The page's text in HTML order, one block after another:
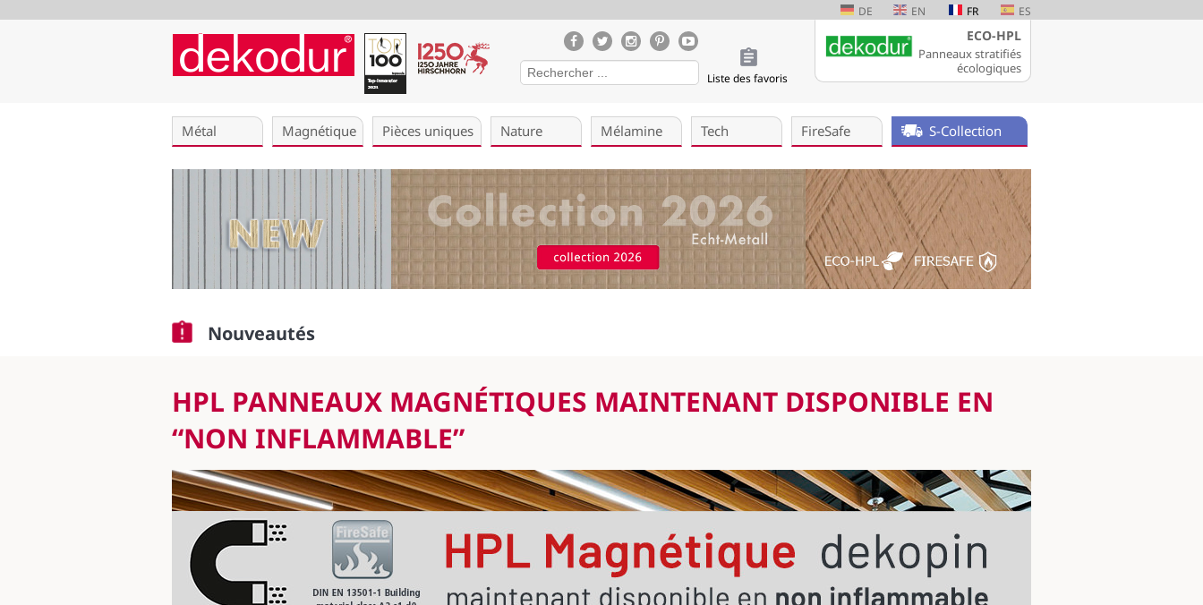
DE EN FR ES
Liste des favoris
ECO-HPL
Panneaux stratifiés
écologiques
Métal Magnétique Pièces uniques Nature Mélamine Tech FireSafe S-Collection
Nouveautés
HPL PANNEAUX MAGNÉTIQUES MAINTENANT DISPONIBLE EN
“NON INFLAMMABLE”